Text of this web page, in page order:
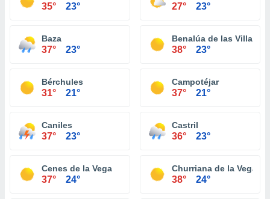
35° 23° 27° 23°
Baza
37° 23°
Benalúa de las Villas
38° 23°
Bérchules
31° 21°
Campotéjar
37° 21°
Caniles
37° 23°
Castril
36° 23°
Cenes de la Vega
37° 24°
Churriana de la Vega
38° 24°